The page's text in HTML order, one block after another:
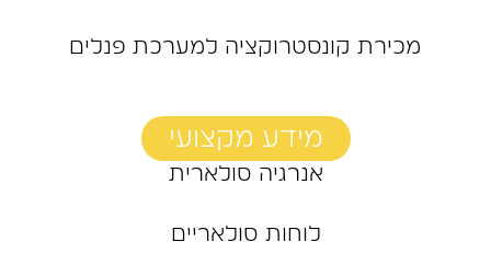
מכירת קונסטרוקציה למערכת פנלים
מידע מקצועי
אנרגיה סולארית
לוחות סולאריים